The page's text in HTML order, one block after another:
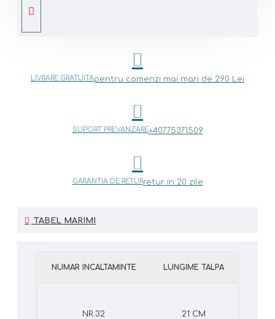
LIVRARE GRATUITApentru comenzi mai mari de 290 Lei
SUPORT PREVANZARE+40775371509
GARANTIA DE RETURretur in 20 zile
TABEL MARIMI
NUMAR INCALTAMINTE LUNGIME TALPA
NR.32 21 CM